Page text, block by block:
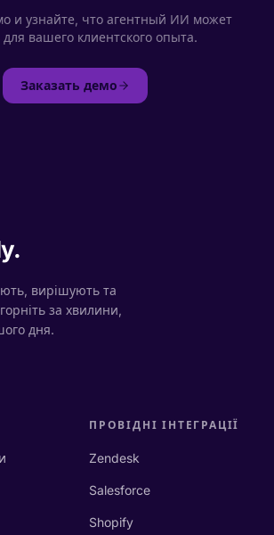
и узнайте, что агентный ИИ может
для вашего клиентского опыта.
Заказать демо
вирішують та
за хвилини,
дня.
ПРОВІДНІ ІНТЕГРАЦІЇ
Zendesk
Salesforce
Shopify